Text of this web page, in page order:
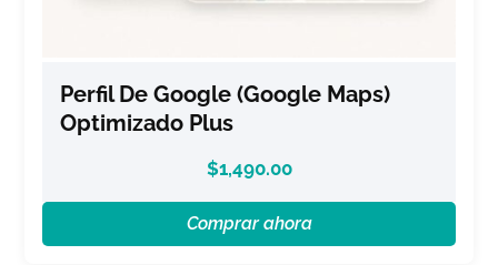
Perfil De Google (Google Maps)
Optimizado Plus
$1,490.00
Comprar ahora